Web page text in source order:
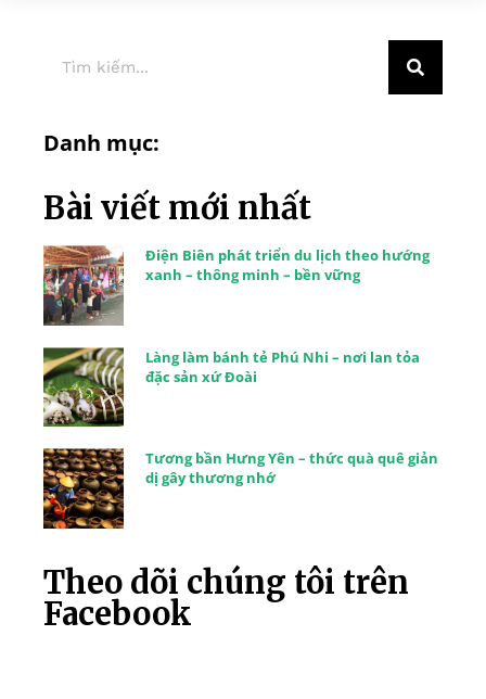
Danh mục:
Bài viết mới nhất
Điện Biên phát triển du lịch theo hướng
xanh – thông minh – bền vững
Làng làm bánh tẻ Phú Nhi – nơi lan tỏa
đặc sản xứ Đoài
Tương bần Hưng Yên – thức quà quê giản
dị gây thương nhớ
Theo dõi chúng tôi trên
Facebook